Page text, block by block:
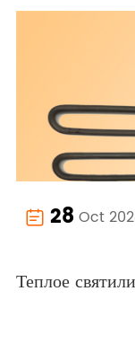
 28 Oct
Теплое